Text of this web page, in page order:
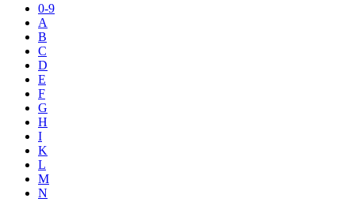
0-9
A
B
C
D
E
F
G
H
I
K
L
M
N